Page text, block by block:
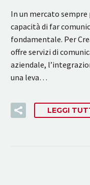
In un mercato
capacità di far
fondamentale. Per
offre servizi di
aziendale,
una leva…
LEGGI